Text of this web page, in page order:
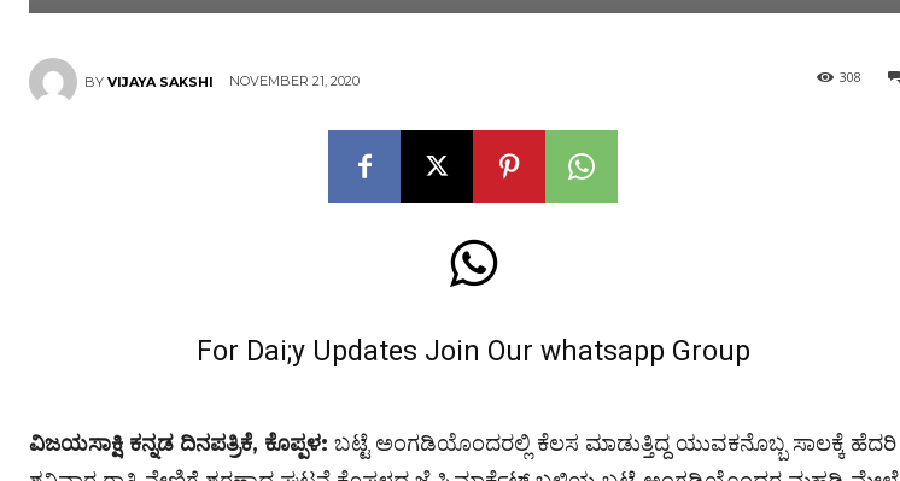
BY VIJAYA SAKSHI NOVEMBER 21, 2020 308
For Dai;y Updates Join Our whatsapp Group
ವಿಜಯಸಾಕ್ಷಿ ಕನ್ನಡ ದಿನಪತ್ರಿಕೆ, ಕೊಪ್ಪಳ: ಬಟ್ಟೆ ಅಂಗಡಿಯೊಂದರಲ್ಲಿ ಕೆಲಸ ಮಾಡುತ್ತಿದ್ದ ಯುವಕನೊಬ್ಬ ಸಾಲಕ್ಕೆ ಹೆದರಿ